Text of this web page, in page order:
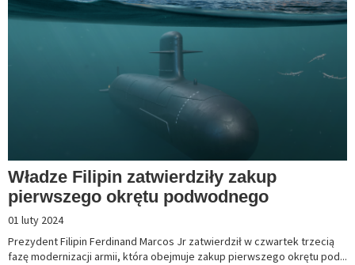
Władze Filipin zatwierdziły zakup
pierwszego okrętu podwodnego
01 luty 2024
Prezydent Filipin Ferdinand Marcos Jr zatwierdził w czwartek trzecią
fazę modernizacji armii, która obejmuje zakup pierwszego okrętu pod...